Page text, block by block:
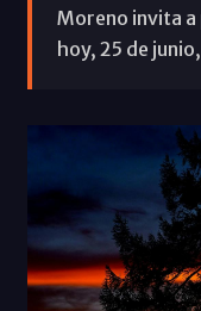
Moreno invita a
hoy, 25 de